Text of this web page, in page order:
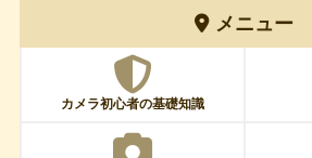
メニュー
カメラ初心者の基礎知識